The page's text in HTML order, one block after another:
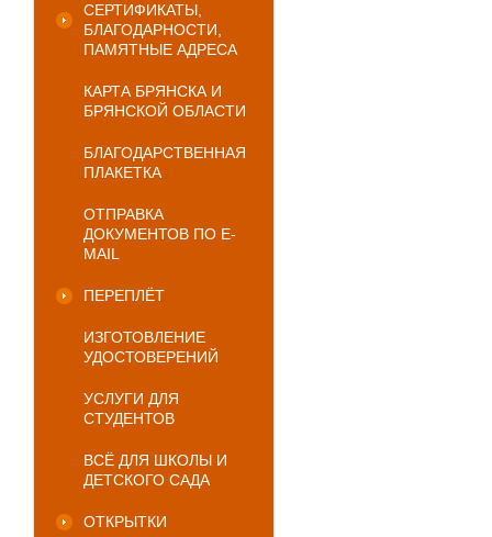
СЕРТИФИКАТЫ,
БЛАГОДАРНОСТИ,
ПАМЯТНЫЕ АДРЕСА
КАРТА БРЯНСКА И
БРЯНСКОЙ ОБЛАСТИ
БЛАГОДАРСТВЕННАЯ
ПЛАКЕТКА
ОТПРАВКА
ДОКУМЕНТОВ ПО E-
MAIL
ПЕРЕПЛЁТ
ИЗГОТОВЛЕНИЕ
УДОСТОВЕРЕНИЙ
УСЛУГИ ДЛЯ
СТУДЕНТОВ
ВСЁ ДЛЯ ШКОЛЫ И
ДЕТСКОГО САДА
ОТКРЫТКИ